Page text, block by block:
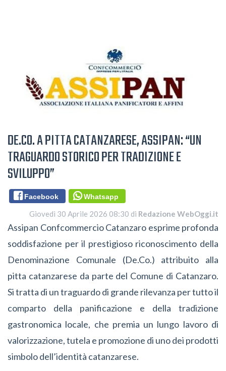
DE.CO. A PITTA CATANZARESE, ASSIPAN: “UN
TRAGUARDO STORICO PER TRADIZIONE E
SVILUPPO”
Facebook Whatsapp
Giovedì 30 Aprile 2026 08:30 di Redazione WebOggi.it
Assipan Confcommercio Catanzaro esprime profonda
soddisfazione per il prestigioso riconoscimento della
Denominazione Comunale (De.Co.) attribuito alla
pitta catanzarese da parte del Comune di Catanzaro.
Si tratta di un traguardo di grande rilevanza per tutto il
comparto della panificazione e della tradizione
gastronomica locale, che premia un lungo lavoro di
valorizzazione, tutela e promozione di uno dei prodotti
simbolo dell’identità catanzarese.